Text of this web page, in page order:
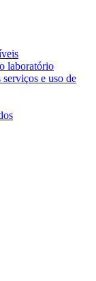
laboratório
e uso de